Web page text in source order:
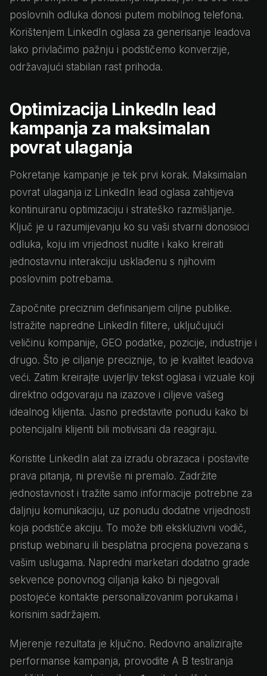
poslovnih odluka donosi putem mobilnog telefona.
Korištenjem LinkedIn oglasa za generisanje leadova
lako privlačimo pažnju i podstičemo konverzije,
održavajući stabilan rast prihoda.
Optimizacija LinkedIn lead
kampanja za maksimalan
povrat ulaganja
Pokretanje kampanje je tek prvi korak. Maksimalan
povrat ulaganja iz LinkedIn lead oglasa zahtijeva
kontinuiranu optimizaciju i strateško razmišljanje.
Ključ je u razumijevanju ko su vaši stvarni donosioci
odluka, koju im vrijednost nudite i kako kreirati
jednostavnu interakciju usklađenu s njihovim
poslovnim potrebama.
Započnite preciznim definisanjem ciljne publike.
Istražite napredne LinkedIn filtere, uključujući
veličinu kompanije, GEO podatke, pozicije, industrije i
drugo. Što je ciljanje preciznije, to je kvalitet leadova
veći. Zatim kreirajte uvjerljiv tekst oglasa i vizuale koji
direktno odgovaraju na izazove i ciljeve vašeg
idealnog klijenta. Jasno predstavite ponudu kako bi
potencijalni klijenti bili motivisani da reagiraju.
Koristite LinkedIn alat za izradu obrazaca i postavite
prava pitanja, ni previše ni premalo. Zadržite
jednostavnost i tražite samo informacije potrebne za
daljnju komunikaciju, uz ponudu dodatne vrijednosti
koja podstiče akciju. To može biti ekskluzivni vodič,
pristup webinaru ili besplatna procjena povezana s
vašim uslugama. Napredni marketari dodatno grade
sekvence ponovnog ciljanja kako bi njegovali
postojeće kontakte personalizovanim porukama i
korisnim sadržajem.
Mjerenje rezultata je ključno. Redovno analizirajte
performanse kampanja, provodite A B testiranja